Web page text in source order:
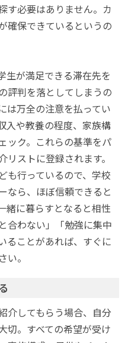
す必要はありません。カ
確保できているというの
生が満足できる滞在先を
評判を落としてしまうの
は万全の注意を払ってい
入や教養の程度、家族構
ック。これらの基準をパ
ストに登録されます。
も行っているので、学校
なら、ほぼ信頼できると
緒に暮らすとなると相性
合わない」「勉強に集中
ることがあれば、すぐに
。
介してもらう場合、自分
切。すべての希望が受け